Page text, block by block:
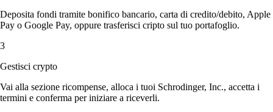
Deposita fondi tramite bonifico bancario, carta di credito/debito, Apple
Pay o Google Pay, oppure trasferisci cripto sul tuo portafoglio.
3
Gestisci crypto
Vai alla sezione ricompense, alloca i tuoi Schrodinger, Inc., accetta i
termini e conferma per iniziare a riceverli.